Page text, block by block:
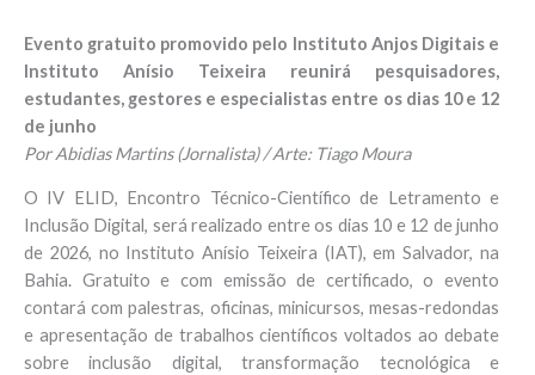
Evento gratuito promovido pelo Instituto Anjos Digitais e
Instituto Anísio Teixeira reunirá pesquisadores,
estudantes, gestores e especialistas entre os dias 10 e 12
de junho
Por Abidias Martins (Jornalista) / Arte: Tiago Moura
O IV ELID, Encontro Técnico-Científico de Letramento e
Inclusão Digital, será realizado entre os dias 10 e 12 de junho
de 2026, no Instituto Anísio Teixeira (IAT), em Salvador, na
Bahia. Gratuito e com emissão de certificado, o evento
contará com palestras, oficinas, minicursos, mesas-redondas
e apresentação de trabalhos científicos voltados ao debate
sobre inclusão digital, transformação tecnológica e